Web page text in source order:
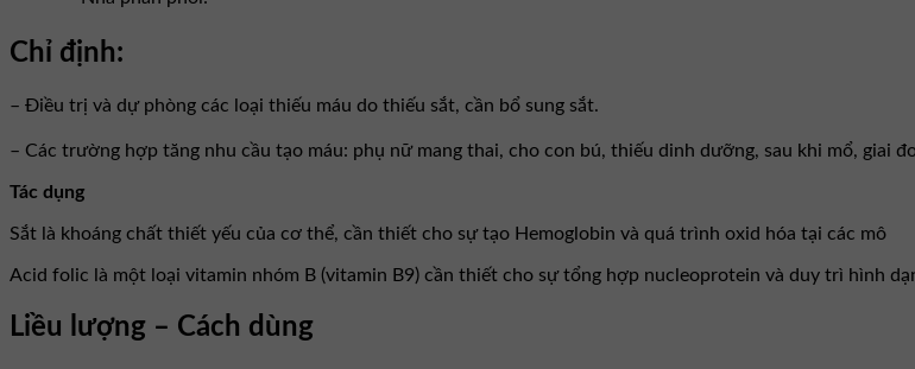
Chỉ định:
– Điều trị và dự phòng các loại thiếu máu do thiếu sắt, cần bổ sung sắt.
– Các trường hợp tăng nhu cầu tạo máu: phụ nữ mang thai, cho con bú, thiếu dinh dưỡng, sau khi mổ, giai
Tác dụng
Sắt là khoáng chất thiết yếu của cơ thể, cần thiết cho sự tạo Hemoglobin và quá trình oxid hóa tại các mô
Acid folic là một loại vitamin nhóm B (vitamin B9) cần thiết cho sự tổng hợp nucleoprotein và duy trì hình
Liều lượng – Cách dùng